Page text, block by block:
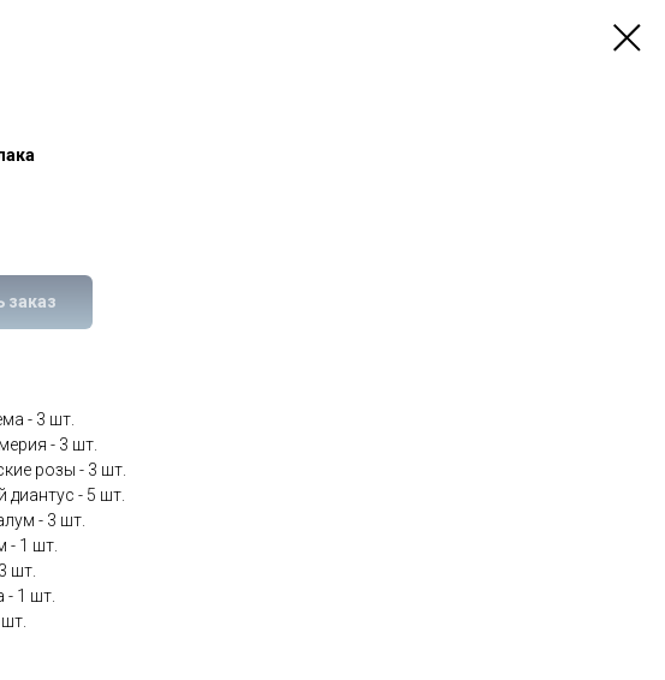
заказ
- 3 шт.
- 3 шт.
розы - 3 шт.
диантус - 5 шт.
- 3 шт.
- 1 шт.
шт.
- 1 шт.